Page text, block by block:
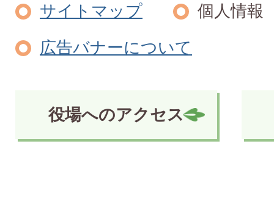
サイトマップ
個人情報
広告バナーについて
役場へのアクセス